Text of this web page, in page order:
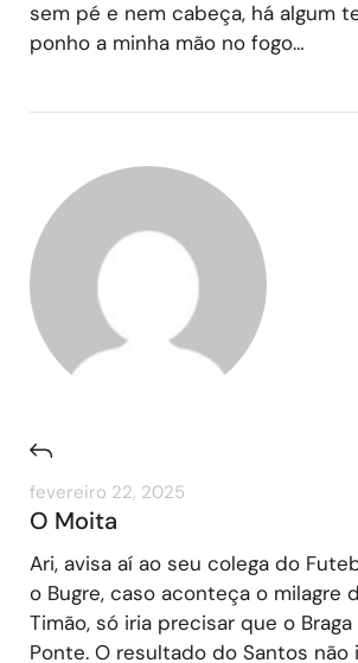
sem pé e nem cabeça, há algum
ponho a minha mão no fogo…
fevereiro 22, 2025
O Moita
Ari, avisa aí ao seu colega do
o Bugre, caso aconteça o milagre
Timão, só iria precisar que o
Ponte. O resultado do Santos não